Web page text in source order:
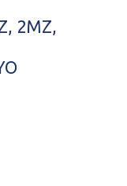
2MZ,